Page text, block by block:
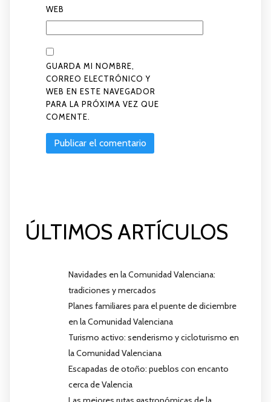
WEB
GUARDA MI NOMBRE,
CORREO ELECTRÓNICO Y
WEB EN ESTE NAVEGADOR
PARA LA PRÓXIMA VEZ QUE
COMENTE.
ÚLTIMOS ARTÍCULOS
Navidades en la Comunidad Valenciana:
tradiciones y mercados
Planes familiares para el puente de diciembre
en la Comunidad Valenciana
Turismo activo: senderismo y cicloturismo en
la Comunidad Valenciana
Escapadas de otoño: pueblos con encanto
cerca de Valencia